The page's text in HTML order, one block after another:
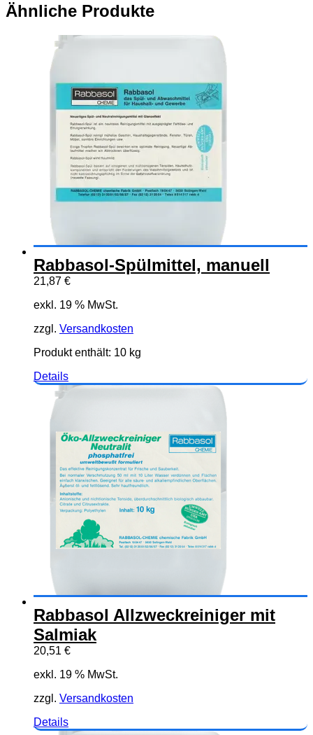
Ähnliche Produkte
Rabbasol-Spülmittel, manuell
21,87 €
exkl. 19 % MwSt.
zzgl. Versandkosten
Produkt enthält: 10 kg
Details
Rabbasol Allzweckreiniger mit
Salmiak
20,51 €
exkl. 19 % MwSt.
zzgl. Versandkosten
Details